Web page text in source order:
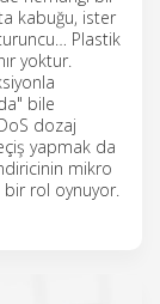
kabuğu, ister
Plastik
yoktur.
bile
dozaj
yapmak da
mikro
rol oynuyor.